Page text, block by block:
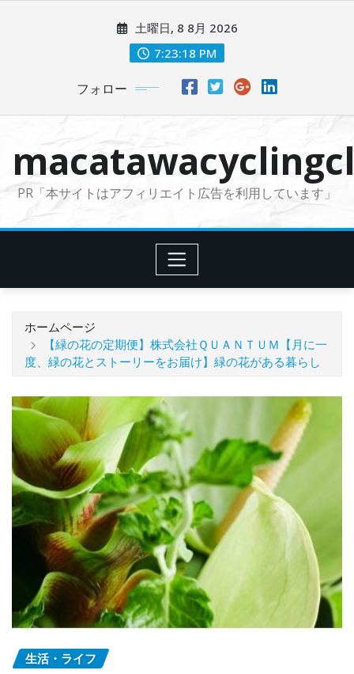
に
土曜日, 8 8月 2026
7:23:19 PM
フォロー
PR「本サイトはアフィリエイト広告を利用しています」
ホームページ
【緑の花の定期便】株式会社ＱＵＡＮＴＵＭ【月に一
度、緑の花とストーリーをお届け】緑の花がある暮らし
生活・ライフ